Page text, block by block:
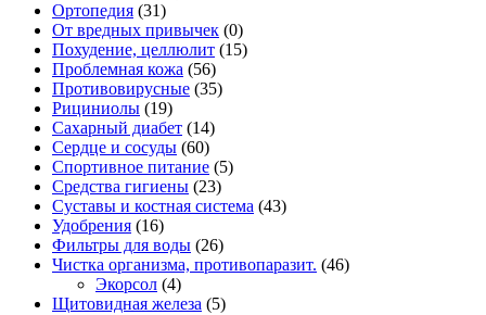
Ортопедия (31)
От вредных привычек (0)
Похудение, целлюлит (15)
Проблемная кожа (56)
Противовирусные (35)
Рициниолы (19)
Сахарный диабет (14)
Сердце и сосуды (60)
Спортивное питание (5)
Средства гигиены (23)
Суставы и костная система (43)
Удобрения (16)
Фильтры для воды (26)
Чистка организма, противопаразит. (46)
Экорсол (4)
Щитовидная железа (5)